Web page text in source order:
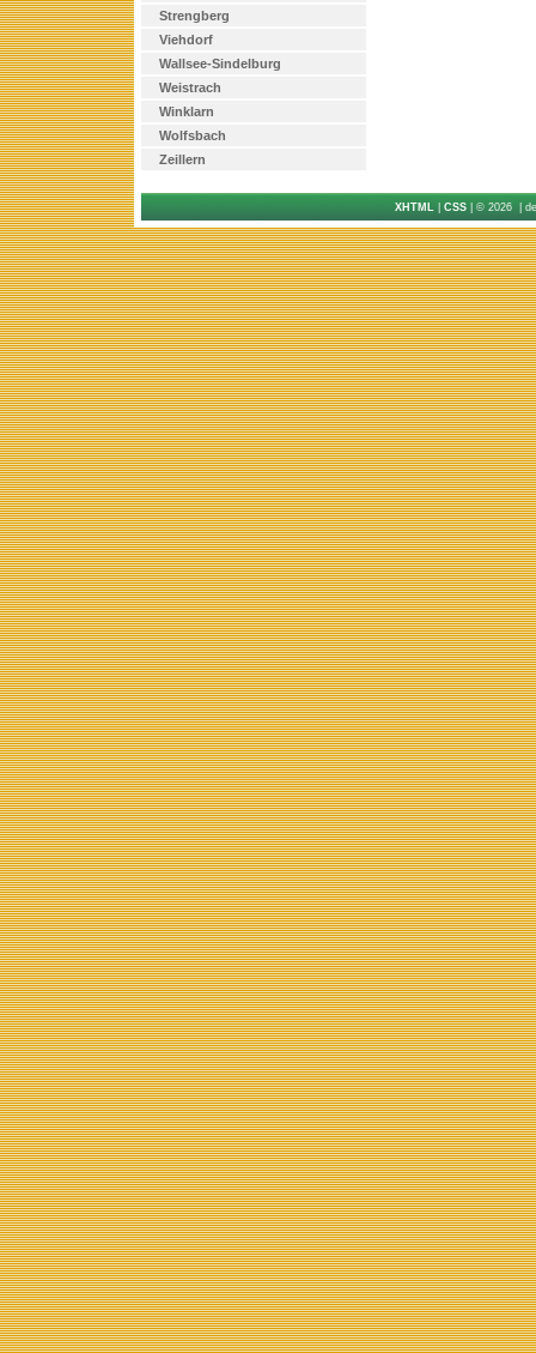
Strengberg
Viehdorf
Wallsee-Sindelburg
Weistrach
Winklarn
Wolfsbach
Zeillern
XHTML CSS | © 2026 |